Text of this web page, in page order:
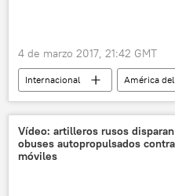
4 de marzo 2017, 21:42 GMT
Internacional
América
EEUU
Barack Obama
Donald Trump
noticias
Vídeo: artilleros rusos
obuses autopropulsados
móviles